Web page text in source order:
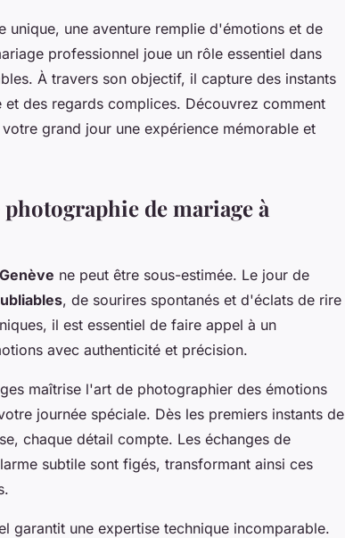
unique, une aventure remplie d'émotions et de
professionnel joue un rôle essentiel dans
À travers son objectif, il capture des instants
des regards complices. Découvrez comment
grand jour une expérience mémorable et
de mariage à
ne peut être sous-estimée. Le jour de
, de sourires spontanés et d'éclats de rire
il est essentiel de faire appel à un
avec authenticité et précision.
maîtrise l'art de photographier des émotions
journée spéciale. Dès les premiers instants de
chaque détail compte. Les échanges de
subtile sont figés, transformant ainsi ces
garantit une expertise technique incomparable.